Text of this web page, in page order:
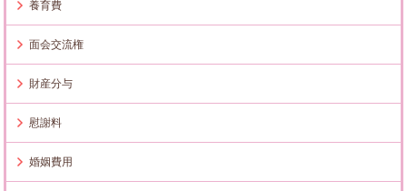
養育費
面会交流権
財産分与
慰謝料
婚姻費用